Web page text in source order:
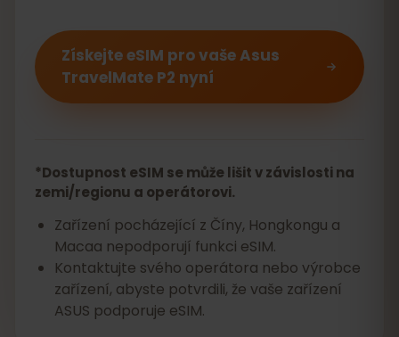
Získejte eSIM pro vaše Asus
TravelMate P2 nyní
*Dostupnost eSIM se může lišit v závislosti na
zemi/regionu a operátorovi.
Zařízení pocházející z Číny, Hongkongu a
Macaa nepodporují funkci eSIM.
Kontaktujte svého operátora nebo výrobce
zařízení, abyste potvrdili, že vaše zařízení
ASUS podporuje eSIM.